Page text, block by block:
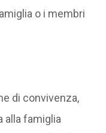
o i membri
di convivenza,
alla famiglia